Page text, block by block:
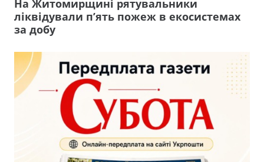
На Житомирщині рятувальники
ліквідували п’ять пожеж в екосистемах
за добу